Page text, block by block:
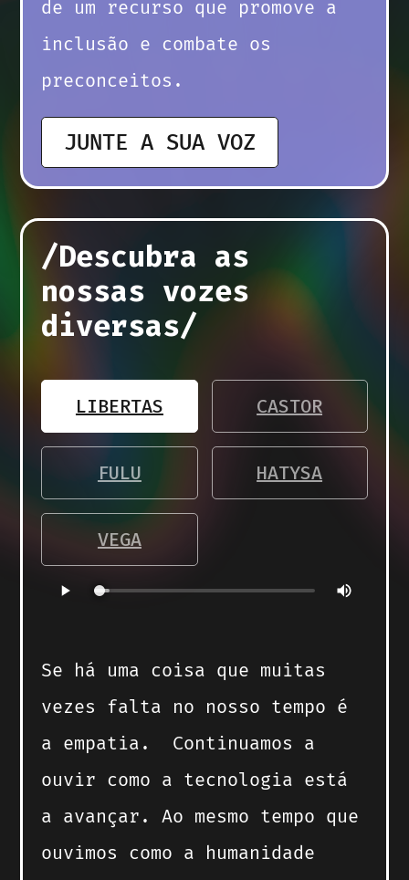
de um recurso que promove a
inclusão e combate os
preconceitos.
JUNTE A SUA VOZ
/Descubra as
nossas vozes
diversas/
LIBERTAS CASTOR
FULU HATYSA
VEGA
Se há uma coisa que muitas
vezes falta no nosso tempo é
a empatia. Continuamos a
ouvir como a tecnologia está
a avançar.Ao mesmo tempo que
ouvimos como a humanidade